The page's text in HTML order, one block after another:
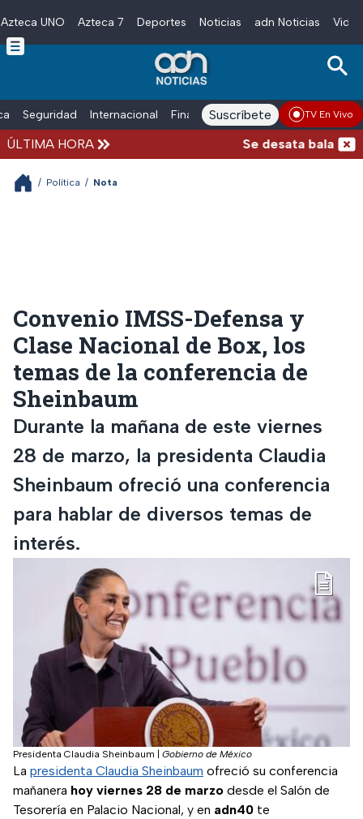
Skip to main content
Azteca UNO Azteca 7 Deportes Noticias adn Noticias
Seguridad Internacional Finanzas adn Noticias Radio
Suscríbete TV En Vivo
ÚLTIMA HORA Se desata balacera
/ Política / Nota
Convenio IMSS-Defensa y
Clase Nacional de Box, los
temas de la conferencia de
Sheinbaum
Durante la mañana de este viernes
28 de marzo, la presidenta Claudia
Sheinbaum ofreció una conferencia
para hablar de diversos temas de
interés.
Presidenta Claudia Sheinbaum Gobierno de México
La presidenta Claudia Sheinbaum ofreció su conferencia
mañanera hoy viernes 28 de marzo desde el Salón de
Tesorería en Palacio Nacional, y en adn40 te